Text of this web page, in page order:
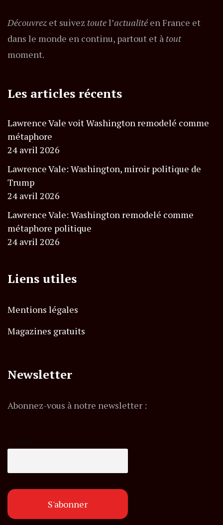
Découvrez et suivez toutel’actualitéen France et
dans le monde en continu, partout et à tout
moment.
Les articles récents
Lawrence Vale voit Washington remodelé comme
métaphore
24 avril 2026
Lawrence Vale: Washington, miroir politique de
Trump
24 avril 2026
Lawrence Vale: Washington remodelé comme
métaphore politique
24 avril 2026
Liens utiles
Mentions légales
Magazines gratuits
Newsletter
Abonnez-vous à notre newsletter :